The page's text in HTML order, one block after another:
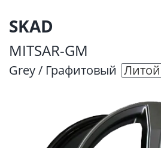
SKAD
MITSAR-GM
Grey / Графитовый Литой